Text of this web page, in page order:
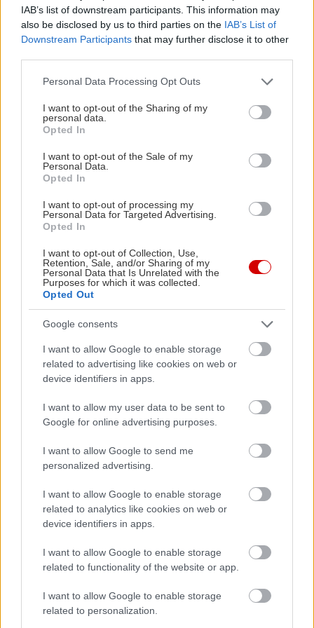
IAB’s list of downstream participants. This information may
also be disclosed by us to third parties on the IAB’s List of
Downstream Participants that may further disclose it to other
Please note that this website/app uses one or more Google
not limited to your visit or usage behaviour. You may click to
grant or deny consent to Google and its third-party tags to
use your data for below specified purposes in below Google
consent section.
Personal Data Processing Opt Outs
I want to opt-out of the Sharing of my
personal data.
Opted In
I want to opt-out of the Sale of my
Personal Data.
Opted In
I want to opt-out of processing my
Personal Data for Targeted Advertising.
Opted In
I want to opt-out of Collection, Use,
Retention, Sale, and/or Sharing of my
Personal Data that Is Unrelated with the
Purposes for which it was collected.
Opted Out
Google consents
I want to allow Google to enable storage
related to advertising like cookies on web or
device identifiers in apps.
I want to allow my user data to be sent to
Google for online advertising purposes.
I want to allow Google to send me
personalized advertising.
I want to allow Google to enable storage
related to analytics like cookies on web or
device identifiers in apps.
I want to allow Google to enable storage
related to functionality of the website or app.
I want to allow Google to enable storage
related to personalization.
Στην Ευρώπη, μια τέτοια διαδικασία μπορεί να
διαρκέσει 3-4 χρόνια. Οι μακρές διαδικασίες λήψης
εφοδιασμού επιβραδύνουν κάθε αλλαγή.
Η Γερμανία είχε κάποτε ένα τέτοιο οικοσύστημα.
(OEM), οι προμηθευτές και οι πάροχοι υπηρεσιών
ήταν όλοι συνδεδεμένοι και συγκεντρωμένοι
γεωγραφικά.
οποίους η Γερμανία έγινε μια
αυτοκινητοβιομηχανική δύναμη.
Αλλά όταν πρόκειται για νέες τεχνολογίες, αυτό
μπαταρίες και λογισμικό. Όλα αυτά πρέπει να
προέρχονται από όλο τον κόσμο.
Το προηγούμενο πλεονέκτημα της Γερμανίας έχει
5. Εμμονή με το υλικό
Οι Κινέζοι κατασκευαστές βλέπουν τα αυτοκίνητα
ως τεχνολογικό gadget. Η ανάπτυξη ακολουθεί
την αρχή «πρώτα το λογισμικό, δεύτερον το
υλικό».
Οι Γερμανοί κατασκευαστές συνεχίζουν να δίνουν